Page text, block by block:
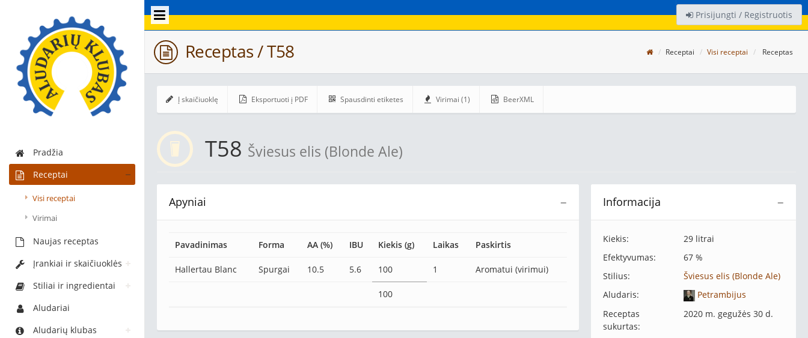
Pradžia
Receptai
Visi receptai
Virimai
Naujas receptas
Įrankiai ir skaičiuoklės
Stiliai ir ingredientai
Aludariai
Aludarių klubas
Prisijungti / Registruotis
Receptas / T58 Receptai Visi receptai Receptas
Į skaičiuoklę Eksportuoti į PDF Spausdinti etiketes Virimai (1) BeerXML
T58 Šviesus elis (Blonde Ale)
−
Informacija
Kiekis:
29 litrai
Efektyvumas:
67 %
Stilius:
Šviesus elis (Blonde Ale)
Aludaris:
Petrambijus
Receptas
sukurtas:
2020 m. gegužės 30 d.
−
Apyniai
Pavadinimas Forma AA (%) IBU Kiekis (g) Laikas Paskirtis
Hallertau Blanc Spurgai 10.5 5.6 100 1 Aromatui (virimui)
100